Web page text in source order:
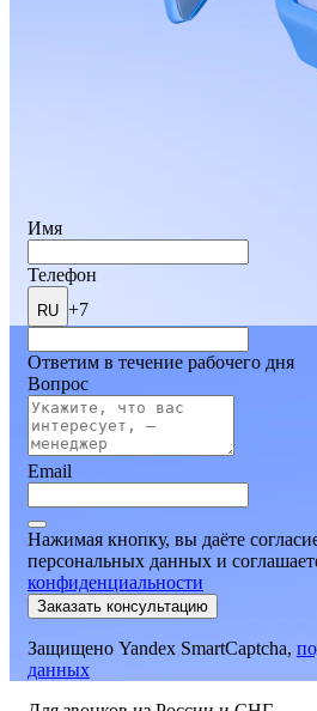
Имя
Телефон
RU +7
Ответим в течение рабочего дня
Вопрос
Email
Нажимая кнопку, вы даёте
персональных данных и
конфиденциальности
Заказать консультацию
Защищено Yandex SmartCaptcha,
данных